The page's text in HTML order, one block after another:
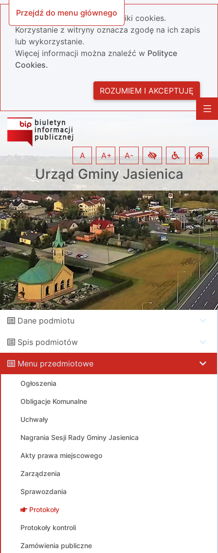
Przejdź do menu głównego
Nasza strona wykorzystuje pliki cookies.
Korzystanie z witryny oznacza zgodę na ich zapis
lub wykorzystanie.
Więcej informacji można znaleźć w Polityce
Cookies.
ROZUMIEM I AKCEPTUJĘ
Urząd Gminy Jasienica
A A+ A-
Dane podmiotu
Spis podmiotów
Menu przedmiotowe
Ogłoszenia
Obligacje Komunalne
Uchwały
Nagrania Sesji Rady Gminy Jasienica
Akty prawa miejscowego
Zarządzenia
Sprawozdania
Protokoły
Protokoły kontroli
Zamówienia publiczne